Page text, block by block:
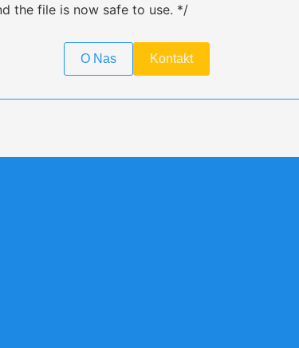
the file is now safe to use. */
O Nas Kontakt